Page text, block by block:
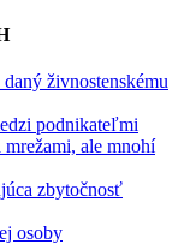
živnostenskému
podnikateľmi
ale mnohí
zbytočnosť
osoby